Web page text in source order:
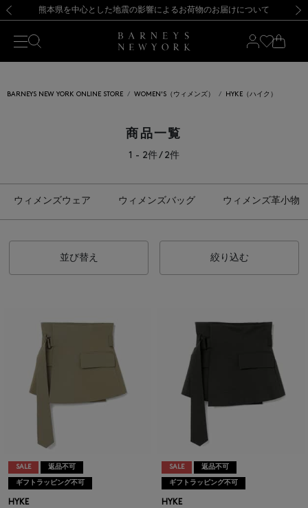
新規登録のお客様も対象！＜MY BARNEYS＞会員のお客様は11,000円（税込）以上のお買上げで常時送料無料！お買い物の際は会員登録を！
【夏季休業に伴う返品・交換承り一時停止のお知らせ】（2026.8.5）
熊本県を中心とした地震の影響によるお荷物のお届けについて
【開催中】SUMMER SALEのご案内・ご注意事項 新規登録のお客様も対象！＜MY BARNEYS＞会員のお客様は11,000円（税込）以上のお買上げで常時送料無料！お買い物の際は会員登録を！
【夏季休業に伴う返品・交換承り一時停止のお知らせ】（2026.8.5）
BARNEYS NEW YORK ONLINE STORE WOMEN'S（ウィメンズ） HYKE（ハイク）
商品一覧
1 - 2件 / 2件
ウィメンズウェア ウィメンズバッグ ウィメンズ革小物
並び替え 絞り込む
SALE 返品不可
ギフトラッピング不可
HYKE
SALE 返品不可
ギフトラッピング不可
HYKE